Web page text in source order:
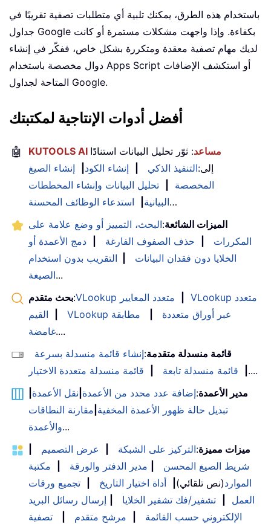
باستخدام هذه الطرق، يمكنك تلبية أي متطلبات تصفية تقريبًا في
جداول Google بكفاءة. وإذا واجهت مشكلات مستمرة أو كانت
لديك مهام تصفية معقدة ومتكررة بشكل خاص، ففكّر في إنشاء
دوال مخصصة باستخدام Apps Script أو استكشف الإضافات
المتاحة لجداول Google.
أفضل أدوات الإنتاجية لمكتبتك
🤖 KUTOOLS AI مساعد: ثوّر تحليل البيانات استنادًا
إلى:التنفيذ الذكي إنشاء الكود
إنشاء الصيغ
المخصصة
تحليل البيانات وإنشاء المخططات
البيانية
استدعاء الوظائف المحسنة
…
الميزات الشائعة:البحث، التمييز أو وضع علامة على
المكررات
حذف الصفوف الفارغة
دمج الأعمدة أو
الخلايا دون فقدان البيانات
التقريب بدون استخدام
الصيغة...
بحث متقدم: VLookup متعدد المعايير
VLookup متعدد
القيم
VLookup عبر أوراق متعددة
مطابقة
غامضة....
قائمة منسدلة متقدمة:إنشاء قائمة منسدلة بسرعة
قائمة منسدلة تابعة قائمة منسدلة متعددة الاختيار
....
مدير الأعمدة:إضافة عدد محدد من الأعمدة نقل الأعمدة
تبديل حالة ظهور الأعمدة المخفية مقارنة النطاقات
والأعمدة...
ميزات مميزة:التركيز على الشبكة عرض التصميم
شريط الصيغ المحسن
مدير الدفتر والورقة
مكتبة
الموارد(نص تلقائي) أداة اختيار التاريخ
تجميع ورقات
العمل
تشفير/فك تشفير الخلايا
إرسال رسائل البريد
الإلكتروني حسب القائمة
مرشح متقدم
تصفية